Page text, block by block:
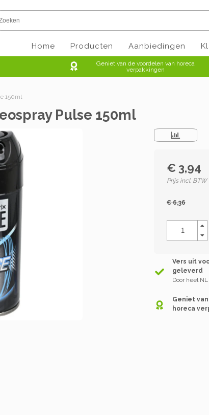
Home Producten Aanbiedingen
Geniet van de voordelen van horeca
verpakkingen
150ml
Pulse 150ml
€ 3,94
Prijs incl. BTW
€ 6,36
Vers uit
geleverd
Door heel
Geniet
horeca